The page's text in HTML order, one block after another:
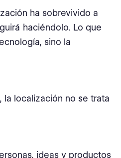
ha sobrevivido a
haciéndolo. Lo que
sino la
la localización no se trata
ideas y productos